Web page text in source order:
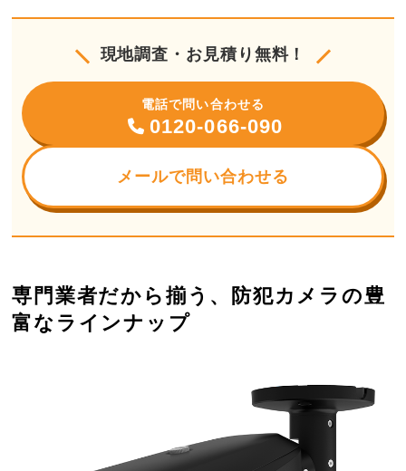
現地調査・お見積り無料！
電話で問い合わせる
0120-066-090
メールで問い合わせる
専門業者だから揃う、防犯カメラの豊
富なラインナップ